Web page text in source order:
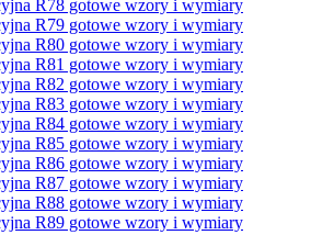
R78 gotowe wzory i wymiary
R79 gotowe wzory i wymiary
R80 gotowe wzory i wymiary
R81 gotowe wzory i wymiary
R82 gotowe wzory i wymiary
R83 gotowe wzory i wymiary
R84 gotowe wzory i wymiary
R85 gotowe wzory i wymiary
R86 gotowe wzory i wymiary
R87 gotowe wzory i wymiary
R88 gotowe wzory i wymiary
R89 gotowe wzory i wymiary